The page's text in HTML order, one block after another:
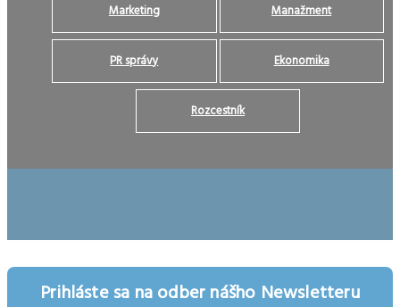
Marketing Manažment
PR správy Ekonomika
Rozcestník
Prihláste sa na odber nášho Newsletteru